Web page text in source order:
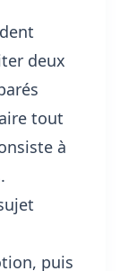
deux
tout
à
puis